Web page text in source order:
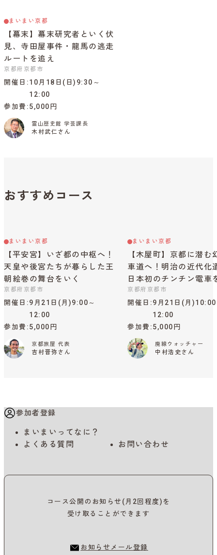
まいまい京都
【幕末】幕末研究者といく伏
見、寺田屋事件・龍馬の逃走
ルートを追え
京都府京都市
開催日
10月18日(日)9:30～
12:00
参加費 5,000円
霊山歴史館 学芸課長
木村武仁さん
おすすめコース
まいまい京都
【平安宮】いざ都の中枢へ！
天皇や後宮たちが暮らした王
朝絵巻の舞台をいく
京都府京都市
開催日
9月21日(月)9:00～
12:00
参加費 5,000円
京都旅屋 代表
吉村晋弥さん
まいまい京都
【木屋町】京都に潜む
車道へ！明治の近代化
日本初のチンチン電車
京都府京都市
開催日
9月21日(月
12:00
参加費 5,000円
廃線ウォッチャー
中村浩史さん
参加者登録
まいまいってなに？
よくある質問
お問い合わせ
コース公開のお知らせ(月2回程度)を
受け取ることができます
お知らせメール登録